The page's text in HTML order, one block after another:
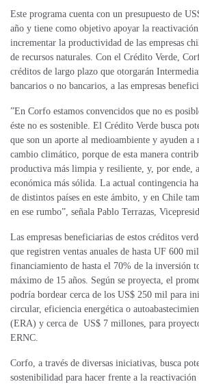
Este programa cuenta con un presupuesto de
año y tiene como objetivo apoyar la
incrementar la productividad de las empresas
de recursos naturales. Con el Crédito Verde,
créditos de largo plazo que otorgarán
bancarios o no bancarios, a las empresas
”En Corfo estamos convencidos que no es
éste no es sostenible. El Crédito Verde busca
que son un aporte al medioambiente y ayuden
cambio climático, porque de esta manera
productiva más limpia y resiliente, y, por ende,
económica más sólida. La actual contingencia
de distintos países en este ámbito, y en Chile
en ese rumbo”, señala Pablo Terrazas,
Las empresas beneficiarias de estos créditos
que registren ventas anuales de hasta UF 600
financiamiento de hasta el 70% de la inversión
máximo de 15 años. Según se proyecta, el
podría bordear cerca de los US$ 250 mil para
circular, eficiencia energética o
(ERA) y cerca de US$ 7 millones, para
ERNC.
Corfo, a través de diversas iniciativas, busca
sostenibilidad para hacer frente a la